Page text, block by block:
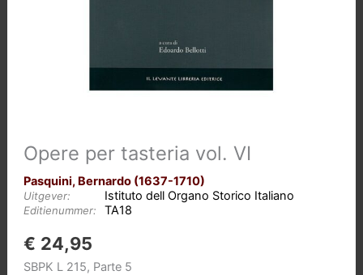
Opere per tasteria vol. VI
Pasquini, Bernardo (1637-1710)
Uitgever: Istituto dell Organo Storico Italiano
Editienummer: TA18
€ 24,95
SBPK L 215, Parte 5